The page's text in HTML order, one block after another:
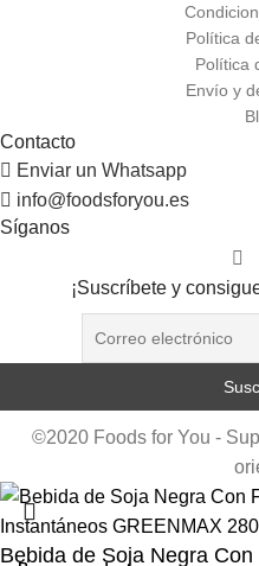
Política
Política
Envío y
Contacto
Enviar un Whatsapp
info@foodsforyou.es
Síganos
¡Suscríbete y
©2020 Foods for You -
Bebida de Soja Negra